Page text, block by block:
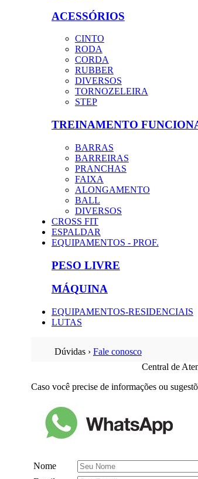
ACESSÓRIOS
CINTO
RODA
CORDA
RUBBER
DIVERSOS
TORNOZELEIRA
STEP
TREINAMENTO
BARRAS
BARREIRAS
PRANCHAS
FAIXA
ALONGAMENTO
BALL
DIVERSOS
CROSS FIT
ESPALDAR
EQUIPAMENTOS - PROF.
PESO LIVRE
MÁQUINA
EQUIPAMENTOS-RESIDENCIAIS
LUTAS
Dúvidas › Fale conosco
Central de
Caso você precise de informações ou
Nome